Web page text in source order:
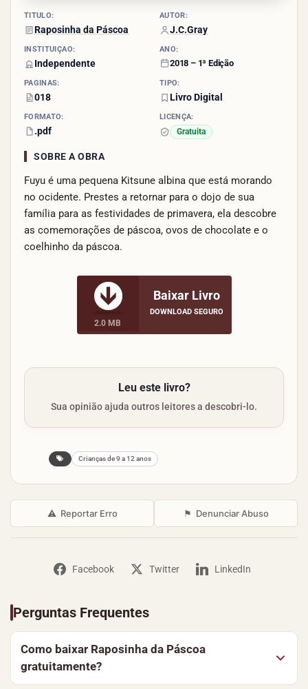
TÍTULO:
Raposinha da Páscoa
AUTOR:
J.C.Gray
INSTITUIÇÃO:
Independente
ANO:
2018 – 1ª Edição
PÁGINAS:
018
TIPO:
Livro Digital
FORMATO:
.pdf
LICENÇA:
Gratuita
SOBRE A OBRA
Fuyu é uma pequena Kitsune albina que está morando
no ocidente. Prestes a retornar para o dojo de sua
família para as festividades de primavera, ela descobre
as comemorações de páscoa, ovos de chocolate e o
coelhinho da páscoa.
2.0 MB
Baixar Livro
DOWNLOAD SEGURO
Leu este livro?
Sua opinião ajuda outros leitores a descobri-lo.
Crianças de 9 a 12 anos
⚠ Reportar Erro ⚑ Denunciar Abuso
Facebook Twitter LinkedIn
Perguntas Frequentes
Como baixar Raposinha da Páscoa
gratuitamente?